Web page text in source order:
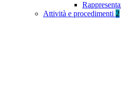
Attività e procedimenti 2